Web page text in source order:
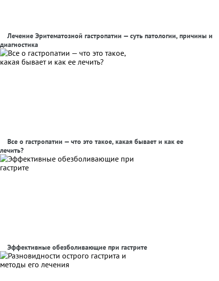
Лечение Эритематозной гастропатии — суть патологии, причины и
диагностика
Все о гастропатии — что это такое, какая бывает и как ее
лечить?
Эффективные обезболивающие при гастрите